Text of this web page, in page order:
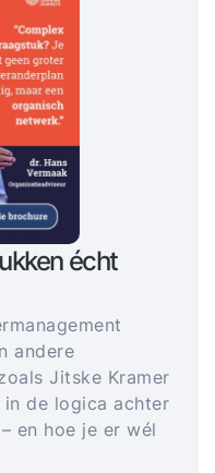
écht
andere
Jitske Kramer
in de logica achter
en hoe je er wél